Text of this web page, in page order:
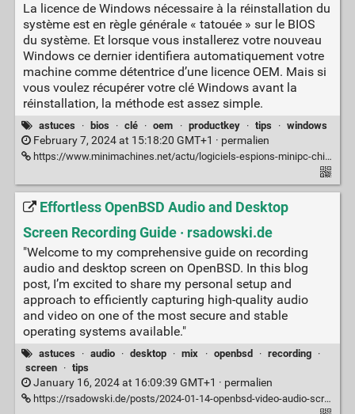
La licence de Windows nécessaire à la réinstallation du
système est en règle générale « tatouée » sur le BIOS
du système. Et lorsque vous installerez votre nouveau
Windows ce dernier identifiera automatiquement votre
machine comme détentrice d’une licence OEM. Mais si
vous voulez récupérer votre clé Windows avant la
réinstallation, la méthode est assez simple.
astuces · bios · clé · oem · productkey · tips · windows
February 7, 2024 at 15:18:20 GMT+1 · permalien
https://www.minimachines.net/actu/logiciels-espions-minipc-chinois-124777
Effortless OpenBSD Audio and Desktop
Screen Recording Guide · rsadowski.de
"Welcome to my comprehensive guide on recording
audio and desktop screen on OpenBSD. In this blog
post, I’m excited to share my personal setup and
approach to efficiently capturing high-quality audio
and video on one of the most secure and stable
operating systems available."
astuces · audio · desktop · mix · openbsd · recording
·
screen
· tips
January 16, 2024 at 16:09:39 GMT+1 · permalien
https://rsadowski.de/posts/2024-01-14-openbsd-video-audio-screen-recording/